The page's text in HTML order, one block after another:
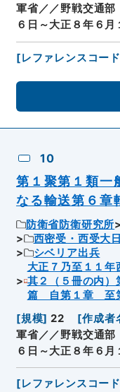
軍省／／野戦交通部
６日～大正８年６月
[レファレンスコー
10
第１聚第１類一
なる輸送第６章
防衛省防衛研究所
西密受・西受大
シベリア出兵
大正７乃至１１
其２（５冊の内
篇 自第１章 至
[規模] 22 [作成者
軍省／／野戦交通部
６日～大正８年６月
[レファレンスコー